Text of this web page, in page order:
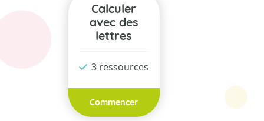
Calculer
avec des
lettres
3 ressources
Commencer